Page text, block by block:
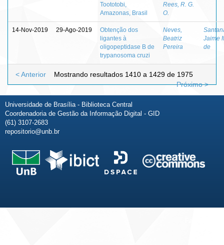
Toototobi,
Amazonas, Brasil
Rees, R. G.
O.
14-Nov-2019 29-Ago-2019
Obtenção dos
ligantes à
oligopeptidase B de
trypanosoma cruzi
Neves,
Beatriz
Pereira
Jaime
de
Mostrando resultados 1410 a 1429 de 1975
< Anterior
Próximo >
Universidade de Brasília - Biblioteca Central
Coordenadoria de Gestão da Informação Digital - GID
(61) 3107-2683
repositorio@unb.br